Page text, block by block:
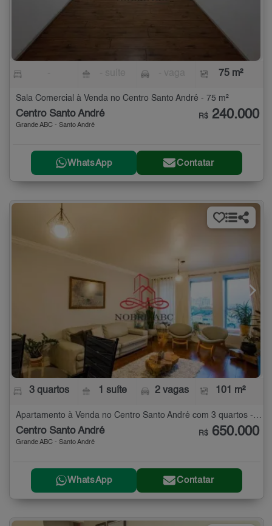
75 m²
Sala Comercial à Venda no Centro Santo André - 75 m²
Centro Santo André
Grande ABC - Santo André
R$ 240.000
WhatsApp Contatar
3 quartos 1 suíte 2 vagas 101 m²
Apartamento à Venda no Centro Santo André com 3 quartos - 101 m²
Centro Santo André
Grande ABC - Santo André
R$ 650.000
WhatsApp Contatar